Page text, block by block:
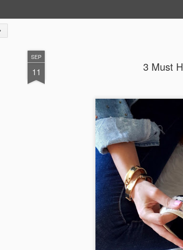
SEP
11 3 Must
SERVICES